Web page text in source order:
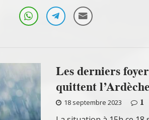
Les derniers
quittent l’Ardèche
18 septembre 2023
1